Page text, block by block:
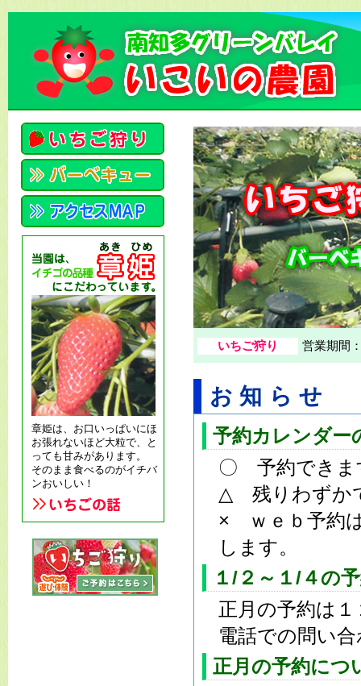
章姫は、お口いっぱいにほ
お張れないほど大粒で、と
っても甘みがあります。
そのまま食べるのがイチバ
ンおいしい！
いちご狩り 営業期間
お知らせ
予約カレンダー
〇 予約できま
△ 残りわずか
× ｗｅｂ予約
します。
１/２～１/４の
正月の予約は
電話での問い
正月の予約につ